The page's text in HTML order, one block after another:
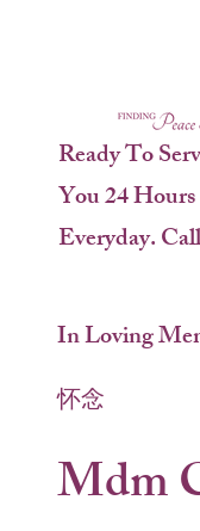
Ready To
You 24 Hours
Everyday.
In Loving
怀念
Mdm